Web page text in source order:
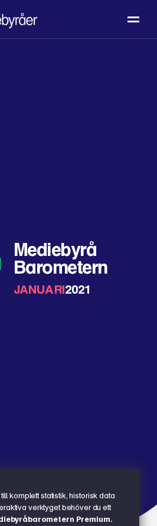
Mediebyrå
Barometern
JANUARI2021
komplett statistik, historisk data
verktyget behöver du ett
Premium.